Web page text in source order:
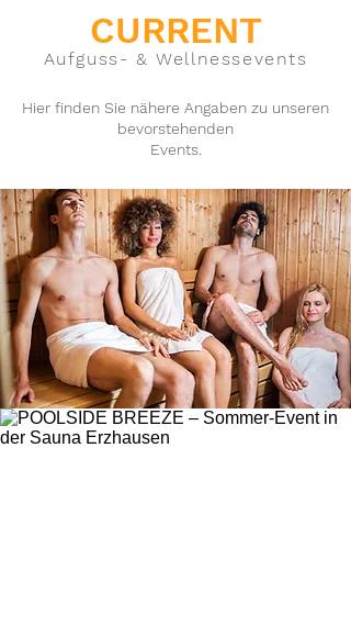
CURRENT
Aufguss- & Wellnessevents
Hier finden Sie nähere Angaben zu unseren
bevorstehenden
Events.